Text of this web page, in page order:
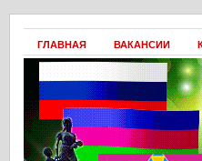
ГЛАВНАЯ ВАКАНСИИ